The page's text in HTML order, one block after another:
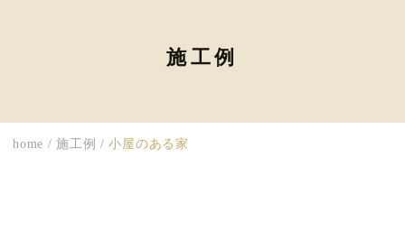
施工例
home /施工例 /小屋のある家